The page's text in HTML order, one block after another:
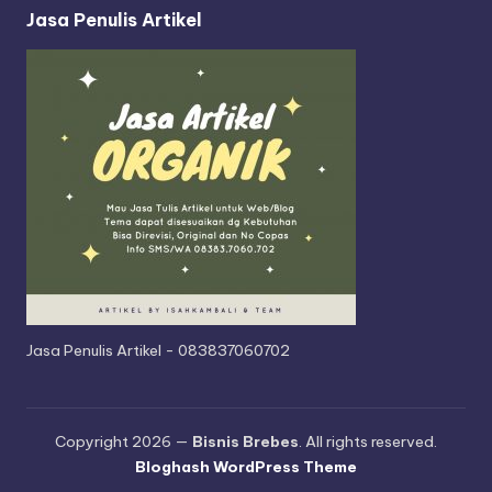
Jasa Penulis Artikel
Jasa Penulis Artikel - 083837060702
Copyright 2026 — Bisnis Brebes. All rights reserved.
Bloghash WordPress Theme